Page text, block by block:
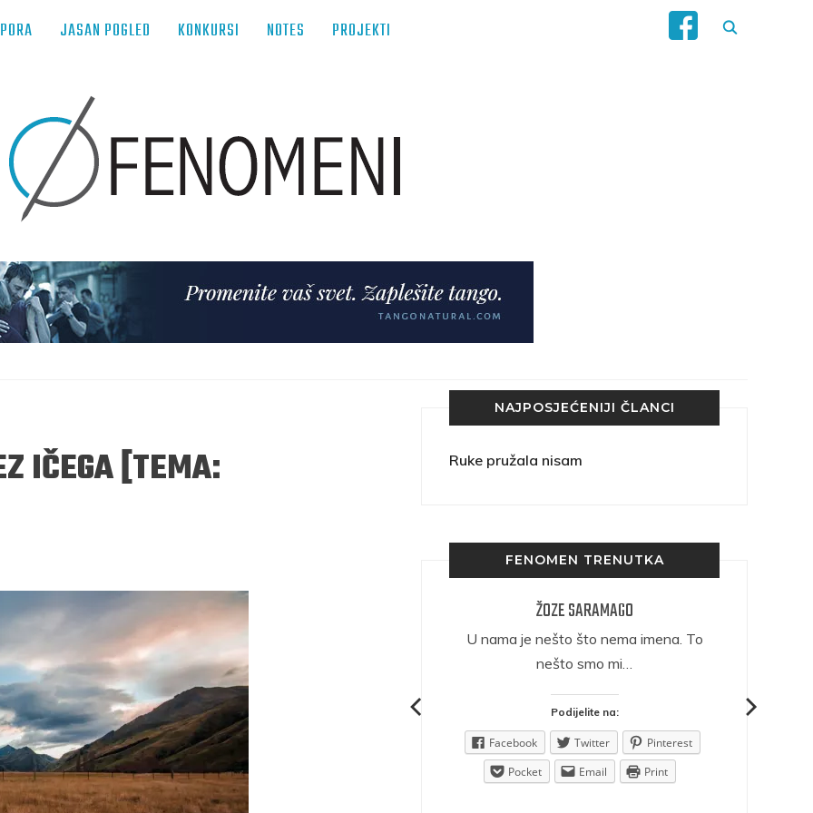
JASAN POGLED KONKURSI NOTES PROJEKTI
IČEGA [TEMA:
NAJPOSJEĆENIJI ČLANCI
Ruke pružala nisam
FENOMEN TRENUTKA
ŽOZE SARAMAGO
U nama je nešto što nema imena. To
nešto smo mi…
Podijelite na:
Facebook Twitter
Pinterest
Pocket
Email Print
JESENJIN
navikli na življenje pod
navikli smo da užižemo
ikonama, ali ne i pred
čovjekom.
Podijelite na:
Twitter
Pinterest
život, već ga nanovo stvara.
Facebook
Pocket